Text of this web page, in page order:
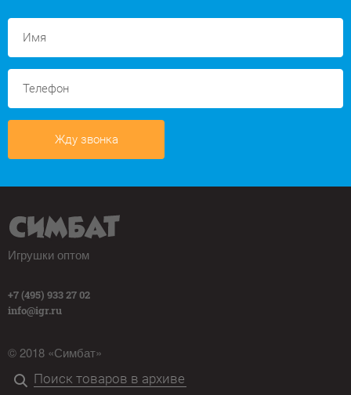
Жду звонка
Игрушки оптом
+7 (495) 933 27 02
info@igr.ru
© 2018 «Симбат»